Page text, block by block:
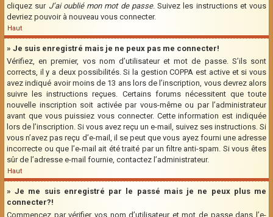
cliquez sur J’ai oublié mon mot de passe. Suivez les instructions et vous
devriez pouvoir à nouveau vous connecter.
Haut
» Je suis enregistré mais je ne peux pas me connecter!
Vérifiez, en premier, vos nom d’utilisateur et mot de passe. S’ils sont
corrects, il y a deux possibilités. Si la gestion COPPA est active et si vous
avez indiqué avoir moins de 13 ans lors de l’inscription, vous devrez alors
suivre les instructions reçues. Certains forums nécessitent que toute
nouvelle inscription soit activée par vous-même ou par l’administrateur
avant que vous puissiez vous connecter. Cette information est indiquée
lors de l’inscription. Si vous avez reçu un e-mail, suivez ses instructions. Si
vous n’avez pas reçu d’e-mail, il se peut que vous ayez fourni une adresse
incorrecte ou que l’e-mail ait été traité par un filtre anti-spam. Si vous êtes
sûr de l’adresse e-mail fournie, contactez l’administrateur.
Haut
» Je me suis enregistré par le passé mais je ne peux plus me
connecter?!
Commencez par vérifier vos nom d’utilisateur et mot de passe dans l’e-